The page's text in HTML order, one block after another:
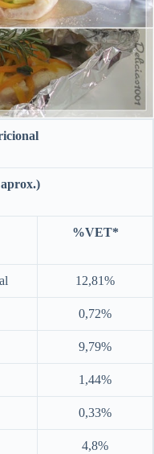
aprox.)
%VET*
12,81%
0,72%
9,79%
1,44%
0,33%
4,8%